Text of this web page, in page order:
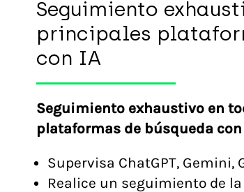
Seguimiento
principales
con IA
Seguimiento exhaustivo en
plataformas de búsqueda con
Supervisa ChatGPT, Gemini,
Realice un seguimiento de